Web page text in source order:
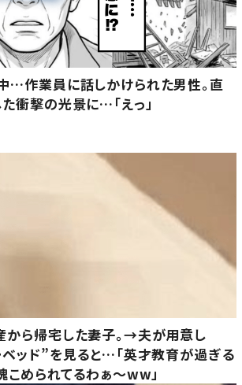
…作業員に話しかけられた男性。直
衝撃の光景に…「えっ」
から帰宅した妻子。→夫が用意し
ッド”を見ると…「英才教育が過ぎる
こめられてるわぁ～ww」